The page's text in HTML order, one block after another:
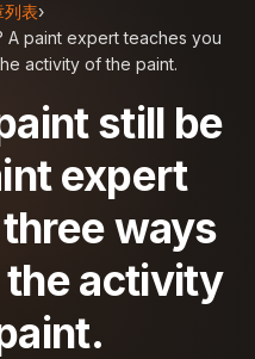
列表›
A paint expert teaches you
activity of the paint.
still be
expert
ways
activity